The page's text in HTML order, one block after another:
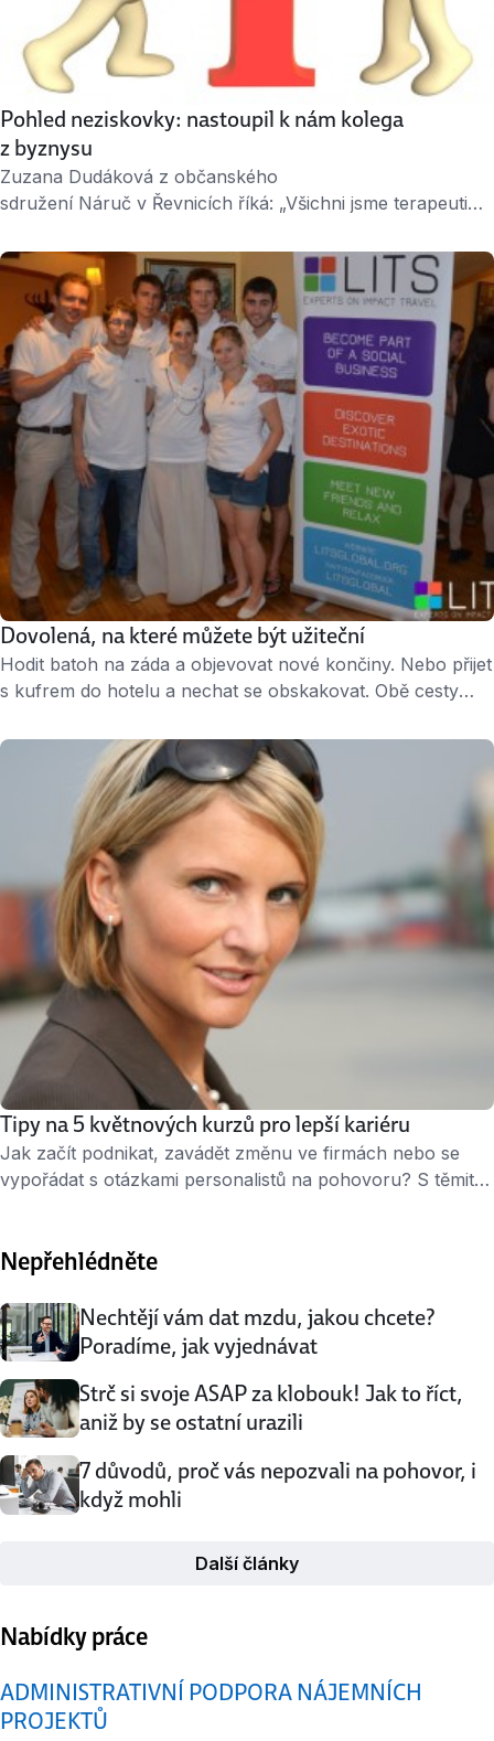
Pohled neziskovky: nastoupil k nám kolega
z byznysu
Zuzana Dudáková z občanského
sdružení Náruč v Řevnicích říká: „Všichni jsme terapeuti
sociálního podniku sami nezvládneme.“ Náruč pomáhá
lidem s mentálním postižením a s duševním onemocněním.
Mimo jiné jim dává práci ve vlastním sociálním podniku –
žehlírně, kavárně a brzy také ve výrobně těstovin. Od
ledna s Náručí spolupracuje profesionální kuchařka Pavla
Stine, …
Dovolená, na které můžete být užiteční
Hodit batoh na záda a objevovat nové končiny. Nebo přijet
s kufrem do hotelu a nechat se obskakovat. Obě cesty
nestačí jen válet se u moře či objevovat památky
a přírodu. I na dovolené chtějí být užiteční, splynout
s komunitou a podělit se o své …
Tipy na 5 květnových kurzů pro lepší kariéru
Jak začít podnikat, zavádět změnu ve firmách nebo se
vypořádat s otázkami personalistů na pohovoru? S těmito
jak na změnu Vaše firma stojí před důležitou změnou a vy
Opravdu nestačí poslat …
Nepřehlédněte
Nechtějí vám dat mzdu, jakou chcete?
Poradíme, jak vyjednávat
Strč si svoje ASAP za klobouk! Jak to říct,
aniž by se ostatní urazili
7 důvodů, proč vás nepozvali na pohovor, i
když mohli
Další články
Nabídky práce
ADMINISTRATIVNÍ PODPORA NÁJEMNÍCH
PROJEKTŮ